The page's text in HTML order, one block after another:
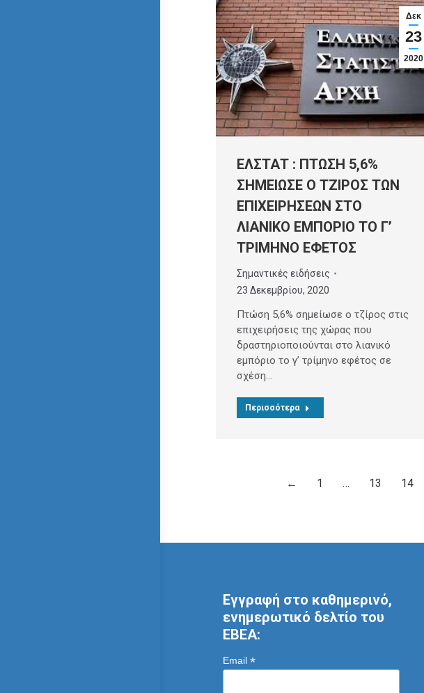
Δεκ
23
2020
ΕΛΣΤΑΤ : ΠΤΩΣΗ 5,6%
ΣΗΜΕΙΩΣΕ Ο ΤΖΙΡΟΣ ΤΩΝ
ΕΠΙΧΕΙΡΗΣΕΩΝ ΣΤΟ
ΛΙΑΝΙΚΟ ΕΜΠΟΡΙΟ ΤΟ Γ’
ΤΡΙΜΗΝΟ ΕΦΕΤΟΣ
Σημαντικές ειδήσεις
23 Δεκεμβρίου, 2020
Πτώση 5,6% σημείωσε ο τζίρος στις
επιχειρήσεις της χώρας που
δραστηριοποιούνται στο λιανικό
εμπόριο το γ’ τρίμηνο εφέτος σε
σχέση…
Περισσότερα
← 1 … 13 14
Εγγραφή στο καθημερινό,
ενημερωτικό δελτίο του
ΕΒΕΑ:
Email *